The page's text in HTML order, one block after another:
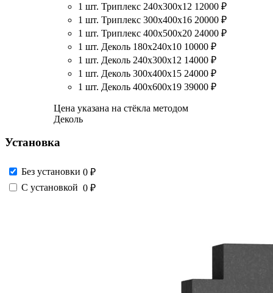
1 шт. Триплекс 240х300х12 12000 ₽
1 шт. Триплекс 300х400х16 20000 ₽
1 шт. Триплекс 400х500х20 24000 ₽
1 шт. Деколь 180х240х10 10000 ₽
1 шт. Деколь 240х300х12 14000 ₽
1 шт. Деколь 300х400х15 24000 ₽
1 шт. Деколь 400х600х19 39000 ₽
Цена указана на стёкла методом
Деколь
Установка
Без установки 0 ₽
С установкой 0 ₽